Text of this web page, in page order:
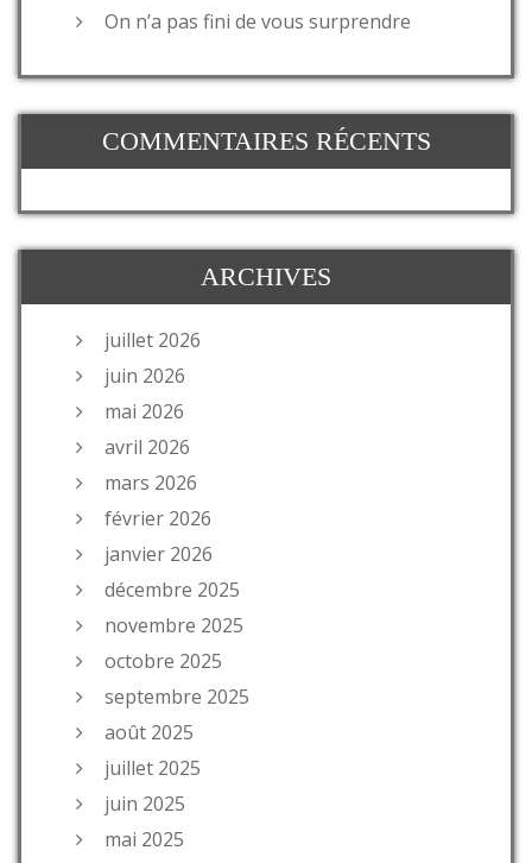
On n’a pas fini de vous surprendre
COMMENTAIRES RÉCENTS
ARCHIVES
juillet 2026
juin 2026
mai 2026
avril 2026
mars 2026
février 2026
janvier 2026
décembre 2025
novembre 2025
octobre 2025
septembre 2025
août 2025
juillet 2025
juin 2025
mai 2025